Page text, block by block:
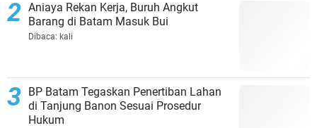
Aniaya Rekan Kerja, Buruh Angkut
Barang di Batam Masuk Bui
Dibaca: kali
BP Batam Tegaskan Penertiban Lahan
di Tanjung Banon Sesuai Prosedur
Hukum